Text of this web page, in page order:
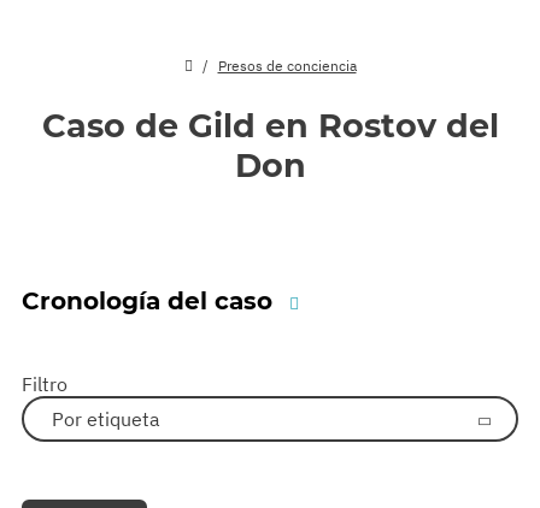
Presos de conciencia
Caso de Gild en Rostov del
Don
Cronología del caso
Filtro
Por etiqueta